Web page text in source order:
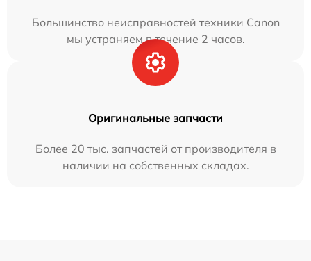
Большинство неисправностей техники Canon
мы устраняем в течение 2 часов.
Оригинальные запчасти
Более 20 тыс. запчастей от производителя в
наличии на собственных складах.